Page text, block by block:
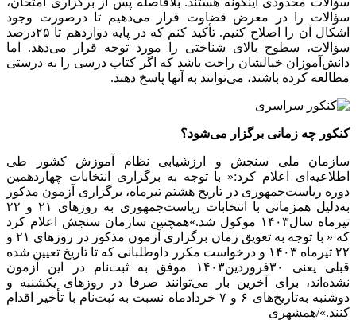
سؤالات را در معرض قضاوت قرار می‌دهیم تا درصورت وجود
اشکال آن را اصلاح کنیم. تأکید کنم که در پایه دوازدهم تا ۲۵درصد
سؤالات، سطوح بالای شناختی را مورد توجه قرار می‌دهد. اما
دانش‌آموزان خیالشان راحت باشد که اگر کتاب درسی را به درستی
مطالعه کرده باشند، می‌توانند به آنها پاسخ دهند.
کنکور چه زمانی برگزار می‌شود؟
سازمان ملی سنجش و ارزشیابی نظام آموزش کشور طی
اطلاعیه‌ای اعلام کرد:« با توجه به برگزاری انتخابات چهاردهمین
دوره ریاست‌جمهوری در تاریخ هشتم تیرماه، برگزاری آزمون مذکور
به‌دلیل همزمانی با انتخابات ریاست‌جمهوری به روزهای ۲۱ و ۲۲
تیرماه سال۱۴۰۳ موکول شد.»همچنین سازمان سنجش اعلام کرد
که « با توجه به تعویق زمان برگزاری آزمون مذکور در روزهای ۲۱ و
۲۲ تیرماه ۱۴۰۳ و درخواست مکرر داوطلبانی‌ که تا تاریخ تعیین شده
قبلی یعنی ۳۰فروردین۱۴۰۳ موفق به ثبت‌نام در این آزمون
نشده‌اند، برای آخرین بار می‌توانند صرفا در روزهای یکشنبه و
دوشنبه به‌تاریخ‌های ۶ و ۷ خردادماه نسبت به ثبت‌نام با تأخیر اقدام
کنند.»/همشهری